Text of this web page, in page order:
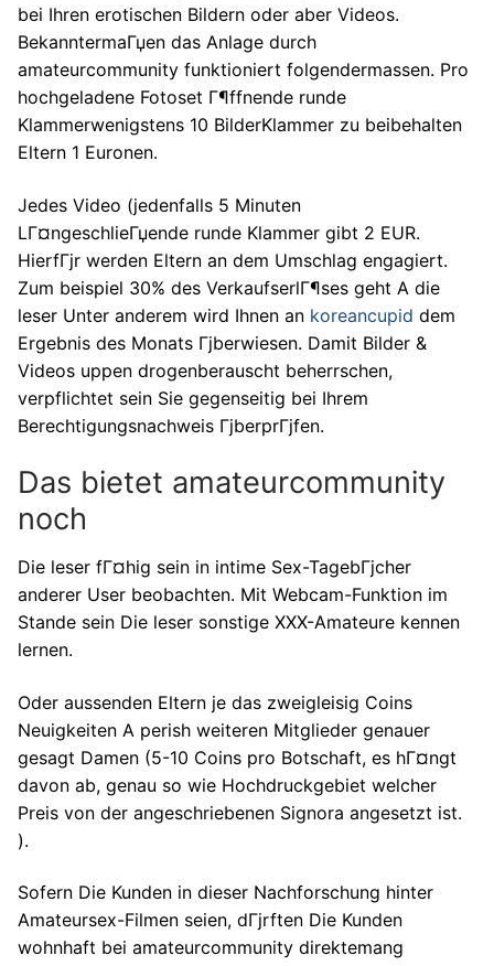
bei Ihren erotischen Bildern oder aber Videos.
BekanntermaГџen das Anlage durch
amateurcommunity funktioniert folgendermassen. Pro
hochgeladene Fotoset Г¶ffnende runde
Klammerwenigstens 10 BilderKlammer zu beibehalten
Eltern 1 Euronen.
Jedes Video (jedenfalls 5 Minuten
LГ¤ngeschlieГџende runde Klammer gibt 2 EUR.
HierfГјr werden Eltern an dem Umschlag engagiert.
Zum beispiel 30% des VerkaufserlГ¶ses geht A die
leser Unter anderem wird Ihnen an koreancupid dem
Ergebnis des Monats Гјberwiesen. Damit Bilder &
Videos uppen drogenberauscht beherrschen,
verpflichtet sein Sie gegenseitig bei Ihrem
Berechtigungsnachweis ГјberprГјfen.
Das bietet amateurcommunity
noch
Die leser fГ¤hig sein in intime Sex-TagebГјcher
anderer User beobachten. Mit Webcam-Funktion im
Stande sein Die leser sonstige XXX-Amateure kennen
lernen.
Oder aussenden Eltern je das zweigleisig Coins
Neuigkeiten A perish weiteren Mitglieder genauer
gesagt Damen (5-10 Coins pro Botschaft, es hГ¤ngt
davon ab, genau so wie Hochdruckgebiet welcher
Preis von der angeschriebenen Signora angesetzt ist.
).
Sofern Die Kunden in dieser Nachforschung hinter
Amateursex-Filmen seien, dГјrften Die Kunden
wohnhaft bei amateurcommunity direktemang